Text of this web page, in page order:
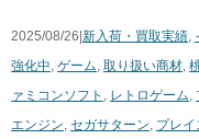
2025/08/26| 新入荷・買取実績,
強化中, ゲーム, 取り扱い商材,
ァミコンソフト , レトロゲーム,
エンジン, セガサターン, プレ